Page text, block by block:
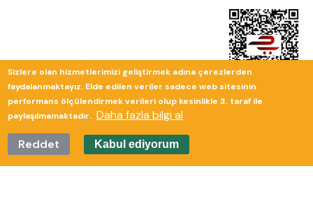
Sizlere olan hizmetlerimizi geliştirmek adına çerezlerden
faydalanmaktayız. Elde edilen veriler sadece web sitesinin
performans ölçülendirmek verileri olup kesinlikle 3. taraf ile
paylaşılmamaktadır. Daha fazla bilgi al
Reddet
Kabul ediyorum